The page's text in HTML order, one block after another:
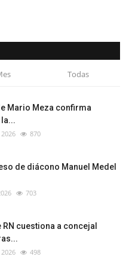
Todas
Mario Meza confirma
870
de diácono Manuel Medel
703
RN cuestiona a concejal
498